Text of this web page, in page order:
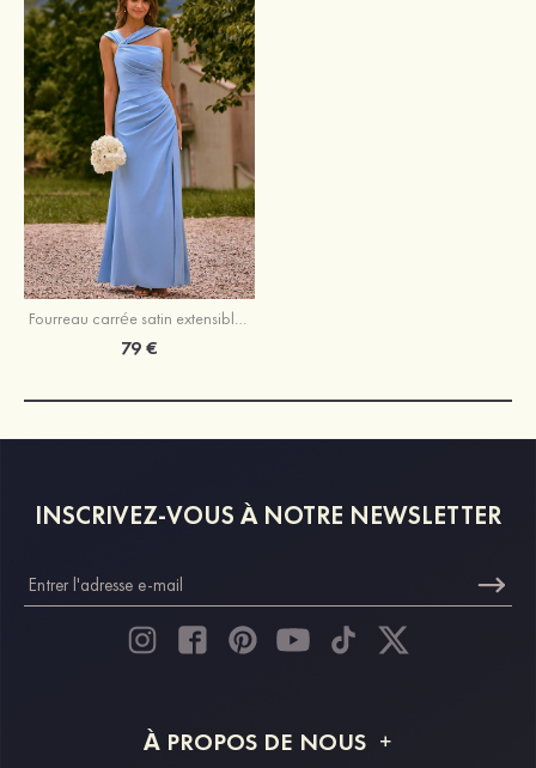
Fourreau carrée satin extensible longueur ras du sol robe de demoiselle d'honneur avec noeud papillon plissé
79 €
INSCRIVEZ-VOUS À NOTRE NEWSLETTER
À PROPOS DE NOUS